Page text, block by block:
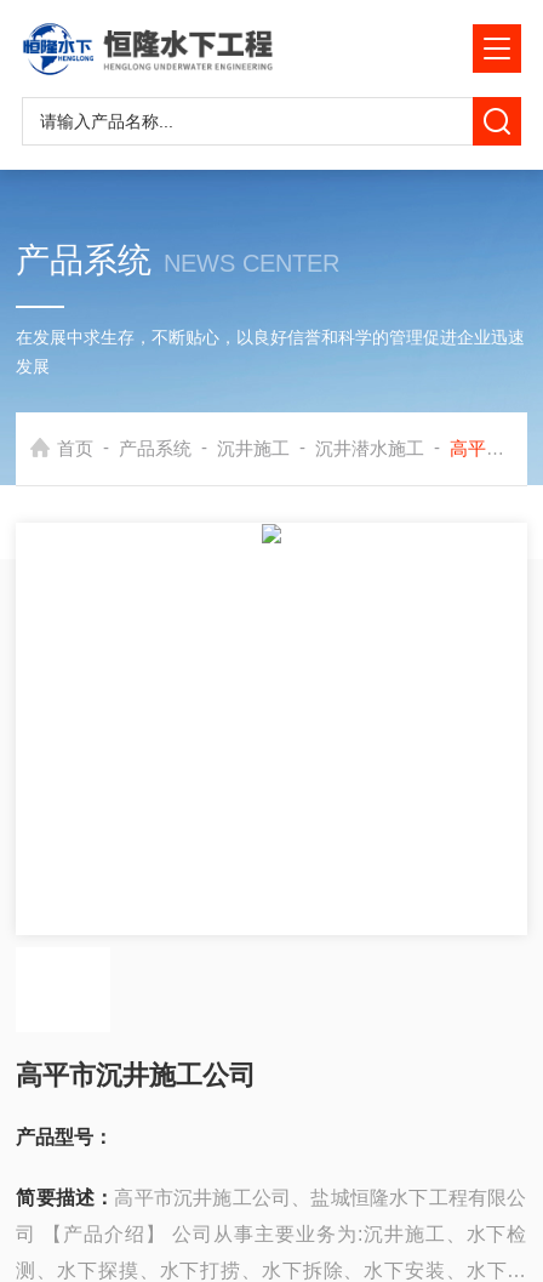
产品系统 NEWS CENTER
在发展中求生存，不断贴心，以良好信誉和科学的管理促进企业迅速
发展
首页 - 产品系统 - 沉井施工 - 沉井潜水施工 - 高平市沉井施工公司
高平市沉井施工公司
产品型号：
简要描述： 高平市沉井施工公司、盐城恒隆水下工程有限公
司 【产品介绍】 公司从事主要业务为:沉井施工、水下检
测、水下探摸、水下打捞、水下拆除、水下安装、水下堵